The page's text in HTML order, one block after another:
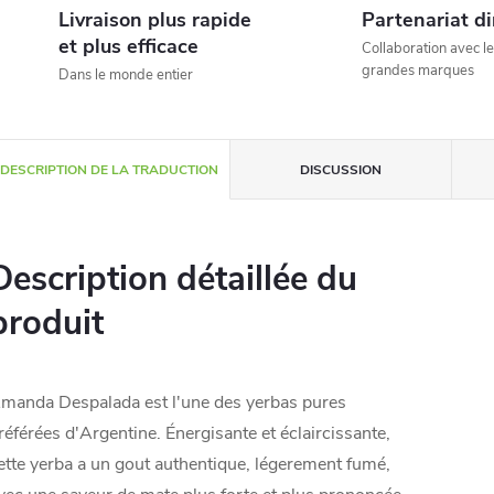
Livraison plus rapide
et plus efficace
Dans le monde entier
Partenariat
Collaboration avec
grandes marques
DESCRIPTION DE LA TRADUCTION DISCUSSION
détaillée du
Despalada est l'une des yerbas pures
d'Argentine. Énergisante et éclaircissante,
yerba a un gout authentique, légerement fumé,